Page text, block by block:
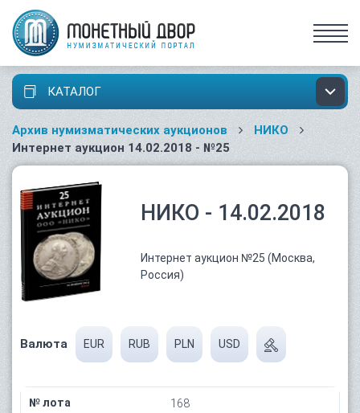
КАТАЛОГ
Архив нумизматических аукционов
НИКО
Интернет аукцион 14.02.2018 - №25
НИКО - 14.02.2018
Интернет аукцион №25 (Москва,
Россия)
Валюта EUR RUB PLN USD
№ лота 168